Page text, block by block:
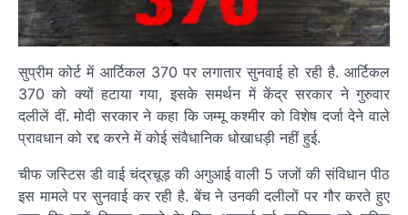
सुप्रीम कोर्ट में आर्टिकल 370 पर लगातार सुनवाई हो रही है. आर्टिकल
370 को क्यों हटाया गया, इसके समर्थन में केंद्र सरकार ने गुरुवार
दलीलें दीं. मोदी सरकार ने कहा कि जम्मू कश्मीर को विशेष दर्जा देने वाले
प्रावधान को रद्द करने में कोई संवैधानिक धोखाधड़ी नहीं हुई.
चीफ जस्टिस डी वाई चंद्रचूड़ की अगुआई वाली 5 जजों की संविधान पीठ
इस मामले पर सुनवाई कर रही है. बेंच ने उनकी दलीलों पर गौर करते हुए